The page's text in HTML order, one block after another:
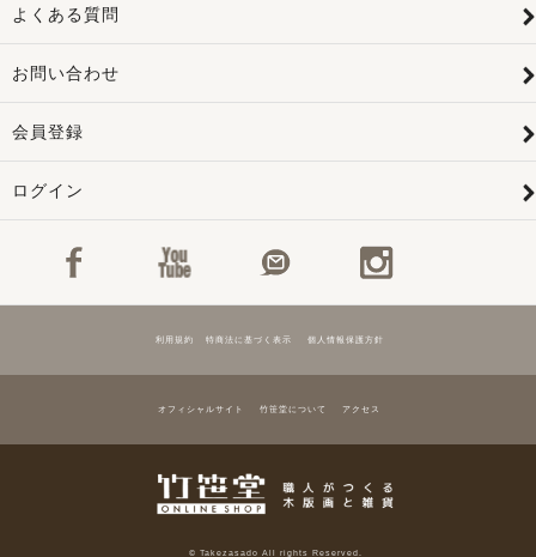
よくある質問
お問い合わせ
会員登録
ログイン
利用規約 特商法に基づく表示 個人情報保護方針
オフィシャルサイト 竹笹堂について アクセス
© Takezasado All rights Reserved.